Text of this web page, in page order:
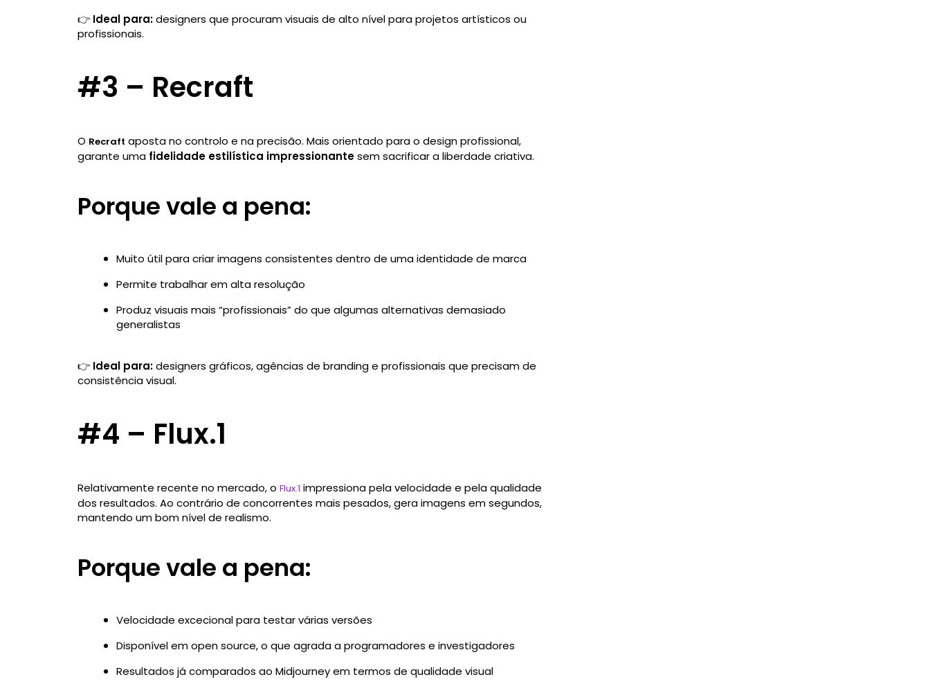
👉 Ideal para:designers que procuram visuais de alto nível para projetos artísticos ou
profissionais.
#3 – Recraft
O Recraft aposta no controlo e na precisão. Mais orientado para o design profissional,
garante uma fidelidade estilística impressionantesem sacrificar a liberdade criativa.
Porque vale a pena:
Muito útil para criar imagens consistentes dentro de uma identidade de marca
Permite trabalhar em alta resolução
Produz visuais mais “profissionais” do que algumas alternativas demasiado
generalistas
👉 Ideal para:designers gráficos, agências de branding e profissionais que precisam de
consistência visual.
#4 – Flux.1
Relativamente recente no mercado, o Flux.1 impressiona pela velocidade e pela qualidade
dos resultados. Ao contrário de concorrentes mais pesados, gera imagens em segundos,
mantendo um bom nível de realismo.
Porque vale a pena:
Velocidade excecional para testar várias versões
Disponível em open source, o que agrada a programadores e investigadores
Resultados já comparados ao Midjourney em termos de qualidade visual